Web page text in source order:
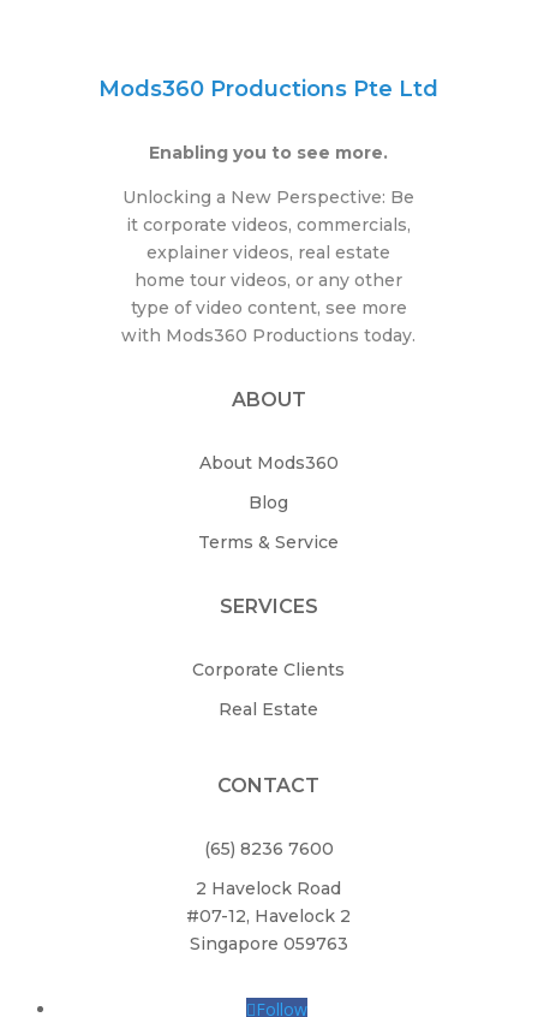
Mods360 Productions Pte Ltd
Enabling you to see more.
Unlocking a New Perspective: Be
it corporate videos, commercials,
explainer videos, real estate
home tour videos, or any other
type of video content, see more
with Mods360 Productions today.
ABOUT
About Mods360
Blog
Terms & Service
SERVICES
Corporate Clients
Real Estate
CONTACT
(65) 8236 7600
2 Havelock Road
#07-12, Havelock 2
Singapore 059763
Follow